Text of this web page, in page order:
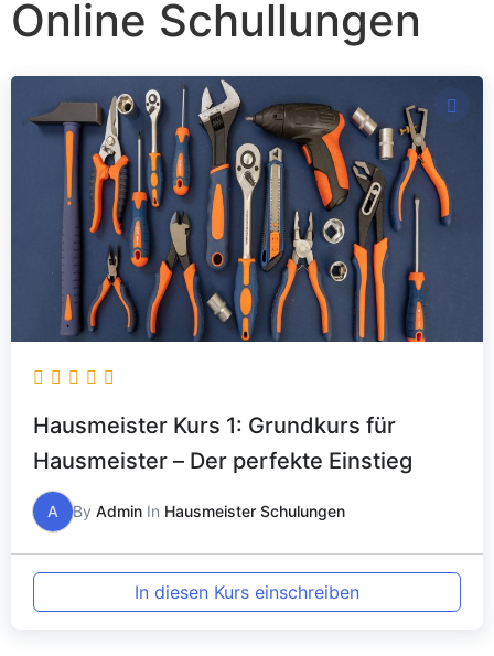
Online Schullungen
Hausmeister Kurs 1: Grundkurs für
Hausmeister – Der perfekte Einstieg
A By Admin In Hausmeister Schulungen
In diesen Kurs einschreiben